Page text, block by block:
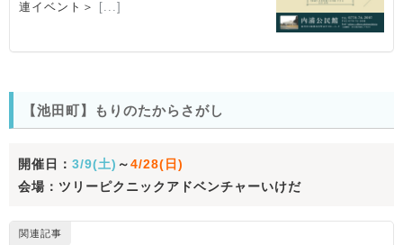
【池田町】もりのたからさがし
開催日： 3/9(土) ～4/28(日)
会場：ツリーピクニックアドベンチャーいけだ